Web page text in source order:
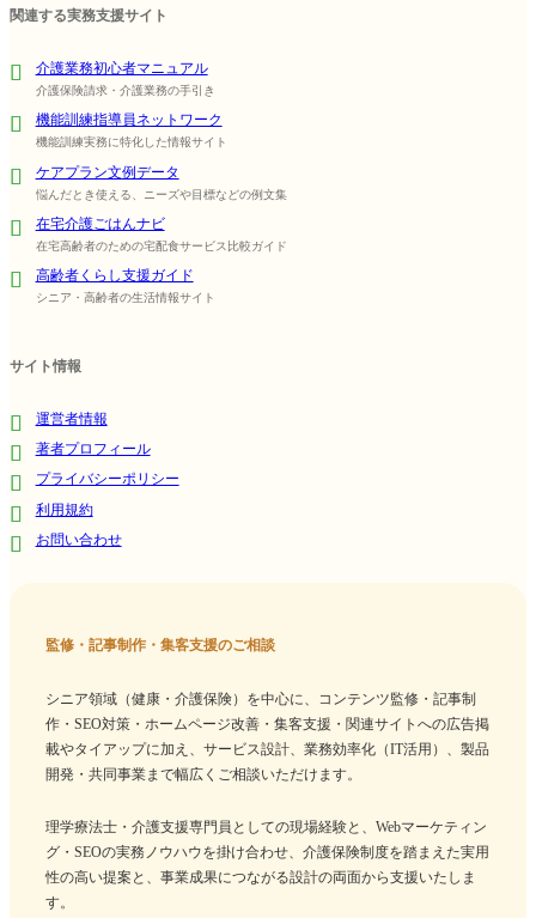
関連する実務支援サイト
介護業務初心者マニュアル
介護保険請求・介護業務の手引き
機能訓練指導員ネットワーク
機能訓練実務に特化した情報サイト
ケアプラン文例データ
悩んだとき使える、ニーズや目標などの例文集
在宅介護ごはんナビ
在宅高齢者のための宅配食サービス比較ガイド
高齢者くらし支援ガイド
シニア・高齢者の生活情報サイト
サイト情報
運営者情報
著者プロフィール
プライバシーポリシー
利用規約
お問い合わせ
監修・記事制作・集客支援のご相談
シニア領域（健康・介護保険）を中心に、コンテンツ監修・記事制
作・SEO対策・ホームページ改善・集客支援・関連サイトへの広告掲
載やタイアップに加え、サービス設計、業務効率化（IT活用）、製品
開発・共同事業まで幅広くご相談いただけます。
理学療法士・介護支援専門員としての現場経験と、Webマーケティン
グ・SEOの実務ノウハウを掛け合わせ、介護保険制度を踏まえた実用
性の高い提案と、事業成果につながる設計の両面から支援いたしま
す。